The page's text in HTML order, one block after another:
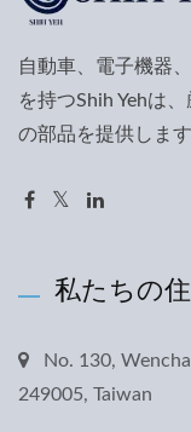
自動車、電子機器
を持つShih Yehは
の部品を提供します
私たちの
No. 130,
249005, Taiwan